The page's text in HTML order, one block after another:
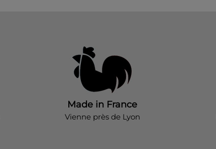
Made in France
Vienne près de Lyon